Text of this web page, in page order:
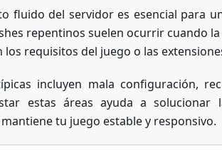
fluido del servidor es esencial para
repentinos suelen ocurrir cuando
los requisitos del juego o las
incluyen mala configuración,
estas áreas ayuda a
tu juego estable y responsivo.